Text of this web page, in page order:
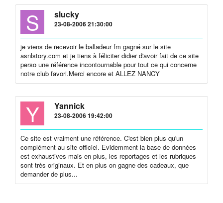
S slucky
23-08-2006 21:30:00
je viens de recevoir le balladeur fm gagné sur le site
asnlstory.com et je tiens à féliciter didier d'avoir fait de ce site
perso une référence incontournable pour tout ce qui concerne
notre club favori.Merci encore et ALLEZ NANCY
Y Yannick
23-08-2006 19:42:00
Ce site est vraiment une référence. C'est bien plus qu'un
complément au site officiel. Evidemment la base de données
est exhaustives mais en plus, les reportages et les rubriques
sont très originaux. Et en plus on gagne des cadeaux, que
demander de plus...